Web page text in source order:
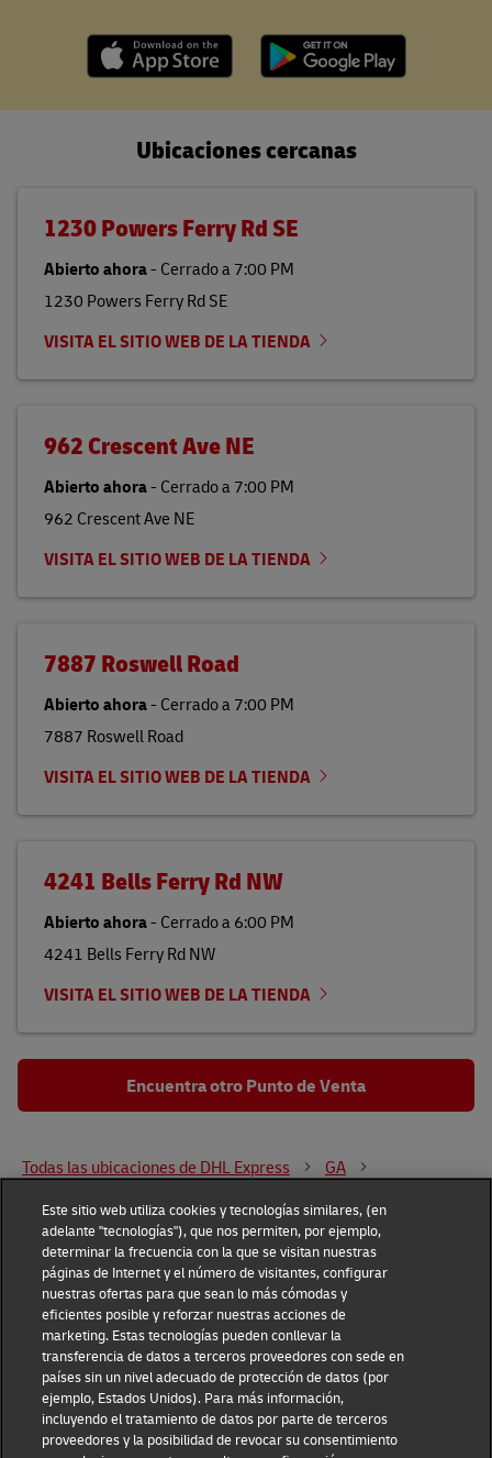
Ubicaciones cercanas
1230 Powers Ferry Rd SE
Abierto ahora- Cerrado a7:00 PM
1230 Powers Ferry Rd SE
VISITA EL SITIO WEB DE LA TIENDA
962 Crescent Ave NE
Abierto ahora- Cerrado a7:00 PM
962 Crescent Ave NE
VISITA EL SITIO WEB DE LA TIENDA
7887 Roswell Road
Abierto ahora- Cerrado a7:00 PM
7887 Roswell Road
VISITA EL SITIO WEB DE LA TIENDA
4241 Bells Ferry Rd NW
Abierto ahora- Cerrado a6:00 PM
4241 Bells Ferry Rd NW
VISITA EL SITIO WEB DE LA TIENDA
Encuentra otro Punto de Venta
Todas las ubicaciones de DHL Express
GA
Smyrna
1400 Highland Ridge Road S.E.
DHL Group
Fraud Awareness Legal Notice
Terms of Use Privacy Notice
Dispute Resolution Accessibility
Este sitio web utiliza cookies y tecnologías similares, (en
adelante "tecnologías"), que nos permiten, por ejemplo,
determinar la frecuencia con la que se visitan nuestras
páginas de Internet y el número de visitantes, configurar
nuestras ofertas para que sean lo más cómodas y
eficientes posible y reforzar nuestras acciones de
marketing. Estas tecnologías pueden conllevar la
transferencia de datos a terceros proveedores con sede en
países sin un nivel adecuado de protección de datos (por
ejemplo, Estados Unidos). Para más información,
incluyendo el tratamiento de datos por parte de terceros
proveedores y la posibilidad de revocar su consentimiento